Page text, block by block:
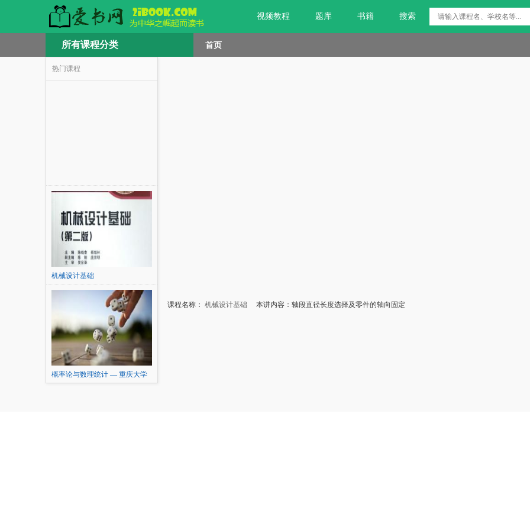
视频教程 题库 书籍 搜索
所有课程分类 首页
热门课程
机械设计基础
概率论与数理统计 — 重庆大学
课程名称： 机械设计基础 本讲内容：轴段直径长度选择及零件的轴向固定